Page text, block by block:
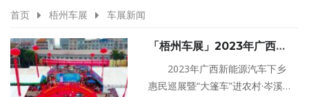
首页 梧州车展 车展新闻
「梧州车展」2023年广西新
能源汽车下乡惠民巡展暨“大
篷车”进农村·岑溪站盛大开幕
2023年广西新能源汽车下乡
惠民巡展暨“大篷车”进农村·岑溪